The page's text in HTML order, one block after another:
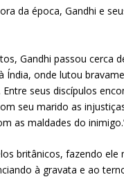
da época, Gandhi e
Gandhi passou cerca
onde lutou
seus discípulos
seu marido as
as maldades do
britânicos, fazendo
à gravata e ao